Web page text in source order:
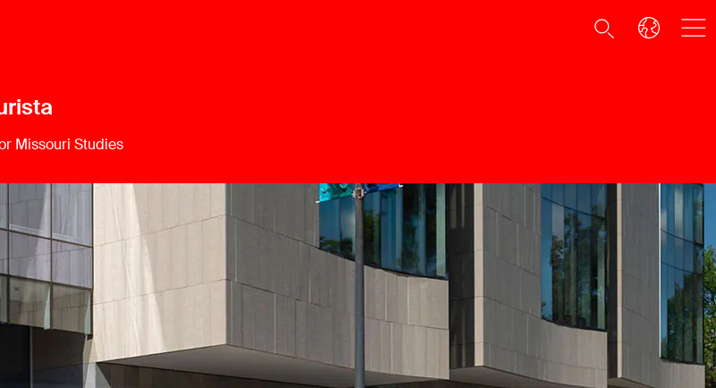
Missouri Studies